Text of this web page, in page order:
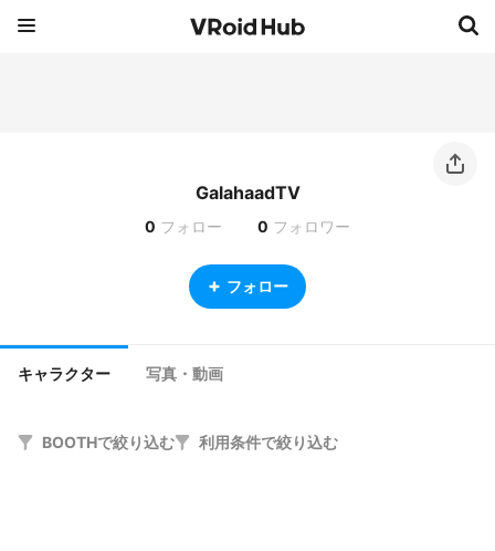
GalahaadTV
0 フォロー 0 フォロワー
フォロー
キャラクター 写真・動画
BOOTHで絞り込む 利用条件で絞り込む